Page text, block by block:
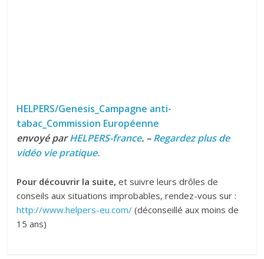
HELPERS/Genesis_Campagne anti-
tabac_Commission Européenne
envoyé parHELPERS-france. –Regardez plus de
vidéo vie pratique.
Pour découvrir la suite, et suivre leurs drôles de
conseils aux situations improbables, rendez-vous sur :
http://www.helpers-eu.com/ (déconseillé aux moins de
15 ans)